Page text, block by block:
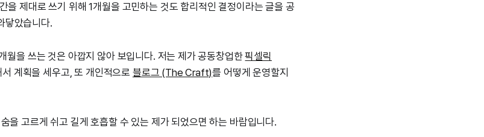
을 제대로 쓰기 위해 1개월을 고민하는 것도 합리적인 결정이라는 글을 공
닿았습니다.
월을 쓰는 것은 아깝지 않아 보입니다. 저는 제가 공동창업한픽셀릭
계획을 세우고, 또 개인적으로 블로그 (The Craft)를 어떻게 운영할지
을 고르게 쉬고 길게 호흡할 수 있는 제가 되었으면 하는 바람입니다.